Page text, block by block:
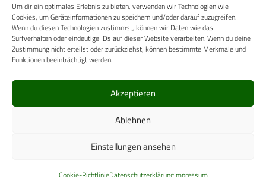
Um dir ein optimales Erlebnis zu bieten, verwenden wir Technologien wie
Cookies, um Geräteinformationen zu speichern und/oder darauf zuzugreifen.
Wenn du diesen Technologien zustimmst, können wir Daten wie das
Surfverhalten oder eindeutige IDs auf dieser Website verarbeiten. Wenn du deine
Zustimmung nicht erteilst oder zurückziehst, können bestimmte Merkmale und
Funktionen beeinträchtigt werden.
Akzeptieren
Ablehnen
Einstellungen ansehen
RECHTLICHES
Datenschutzerklärung
Cookie-Richtlinie (EU)